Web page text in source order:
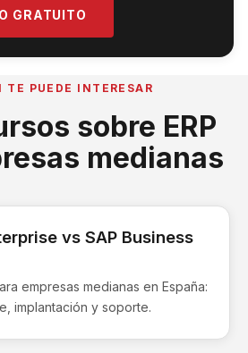
GRATUITO
TE PUEDE INTERESAR
sobre ERP
medianas
vs SAP Business
empresas medianas en España:
implantación y soporte.